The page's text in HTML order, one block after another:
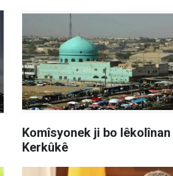
Komîsyonek ji bo
Kerkûkê